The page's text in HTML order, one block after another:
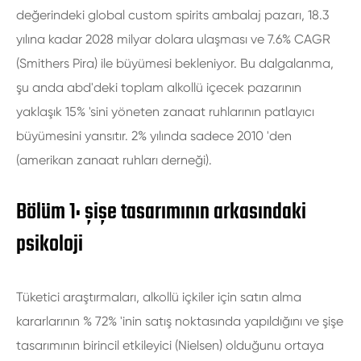
değerindeki global custom spirits ambalaj pazarı, 18.3
yılına kadar 2028 milyar dolara ulaşması ve 7.6% CAGR
(Smithers Pira) ile büyümesi bekleniyor. Bu dalgalanma,
şu anda abd'deki toplam alkollü içecek pazarının
yaklaşık 15% 'sini yöneten zanaat ruhlarının patlayıcı
büyümesini yansıtır. 2% yılında sadece 2010 'den
(amerikan zanaat ruhları derneği).
Bölüm 1: şişe tasarımının arkasındaki
psikoloji
Tüketici araştırmaları, alkollü içkiler için satın alma
kararlarının % 72% 'inin satış noktasında yapıldığını ve şişe
tasarımının birincil etkileyici (Nielsen) olduğunu ortaya